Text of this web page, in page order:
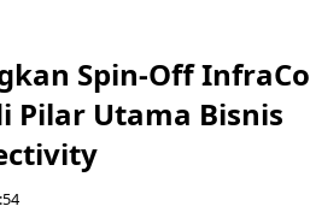
Spin-Off
Pilar Utama Bisnis